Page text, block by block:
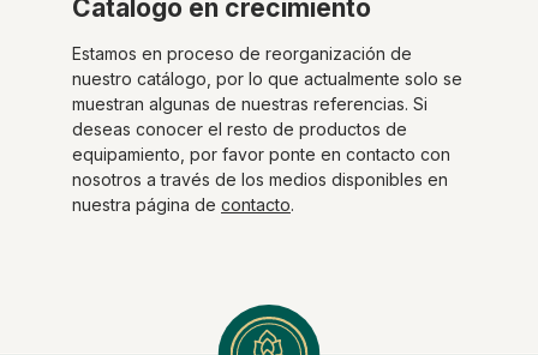
Catálogo en crecimiento
Estamos en proceso de reorganización de
nuestro catálogo, por lo que actualmente solo se
muestran algunas de nuestras referencias. Si
deseas conocer el resto de productos de
equipamiento, por favor ponte en contacto con
nosotros a través de los medios disponibles en
nuestra página de contacto.